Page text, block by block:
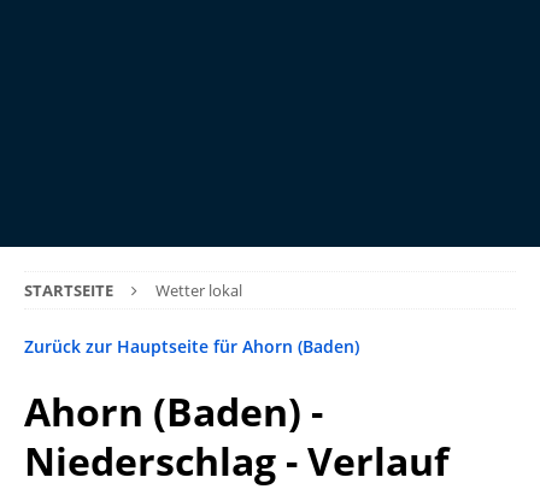
STARTSEITE Wetter lokal
Zurück zur Hauptseite für Ahorn (Baden)
Ahorn (Baden) -
Niederschlag - Verlauf